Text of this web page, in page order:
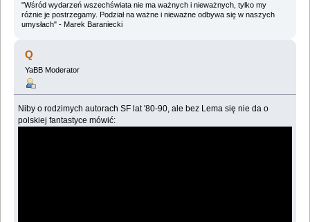
"Wśród wydarzeń wszechświata nie ma ważnych i nieważnych, tylko my
różnie je postrzegamy. Podział na ważne i nieważne odbywa się w naszych
umysłach" - Marek Baraniecki
Q
YaBB Moderator
Niby o rodzimych autorach SF lat '80-90, ale bez Lema się nie da o
polskiej fantastyce mówić: